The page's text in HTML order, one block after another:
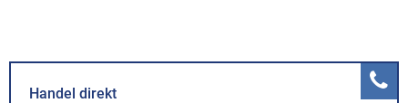
Handel direkt